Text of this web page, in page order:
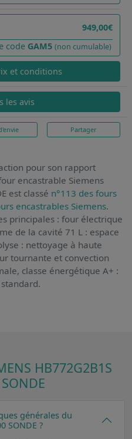
949,00€
code GAM5 (non cumulable)
et conditions
les avis
Partager
pour son rapport
encastrable Siemens
est classé n°113 des fours
encastrables Siemens.
principales : four électrique
de la cavité 71 L : espace
: nettoyage à haute
tournante et convection
classe énergétique A+ :
HB772G2B1S
générales du
SONDE ?